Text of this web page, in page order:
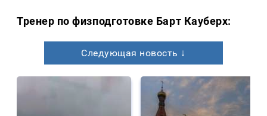
Тренер по физподготовке Барт Кауберх:
Следующая новость ↓